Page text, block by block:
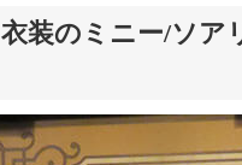
装のミニー/ソア